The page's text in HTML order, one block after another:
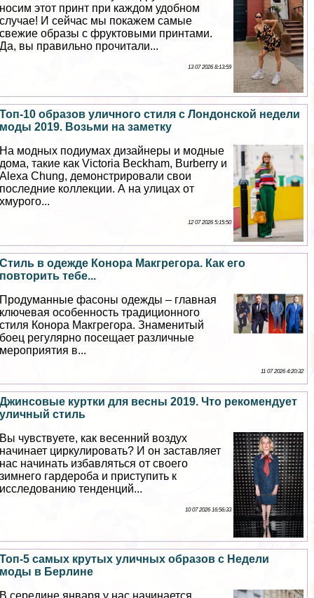
носим этот принт при каждом удобном
случае! И сейчас мы покажем самые
свежие образы с фруктовыми принтами.
Да, вы правильно прочитали...
13 07 2026 8:13:59
Топ-10 образов уличного стиля с Лондонской недели
моды 2019. Возьми на заметку
На модных подиумах дизайнеры и модные
дома, такие как Victoria Beckham, Burberry и
Alexa Chung, демонстрировали свои
последние коллекции. А на улицах от
хмурого...
12 07 2026 5:15:50
Стиль в одежде Конора Макгрегора. Как его
повторить тебе...
Продуманные фасоны одежды – главная
ключевая особенность традиционного
стиля Конора Макгрегора. Знаменитый
боец регулярно посещает различные
мероприятия в...
11 07 2026 4:20:32
Джинсовые куртки для весны 2019. Что рекомендует
уличный стиль
Вы чувствуете, как весенний воздух
начинает циркулировать? И он заставляет
нас начинать избавляться от своего
зимнего гардероба и приступить к
исследованию тенденций...
10 07 2026 16:56:33
Топ-5 самых крутых уличных образов с Недели
моды в Берлине